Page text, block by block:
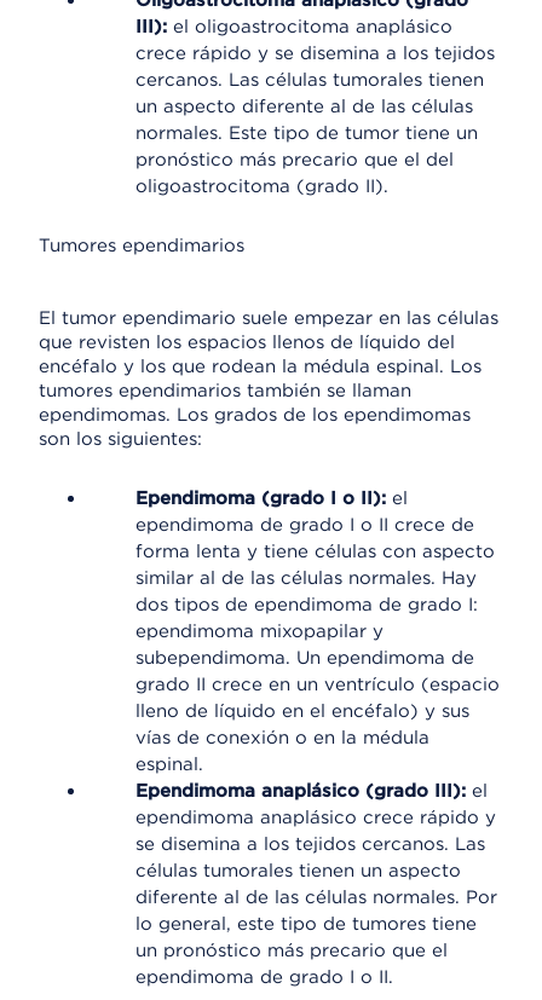
III): el oligoastrocitoma anaplásico
crece rápido y se disemina a los tejidos
cercanos. Las células tumorales tienen
un aspecto diferente al de las células
normales. Este tipo de tumor tiene un
pronóstico más precario que el del
oligoastrocitoma (grado II).
Tumores ependimarios
El tumor ependimario suele empezar en las células
que revisten los espacios llenos de líquido del
encéfalo y los que rodean la médula espinal. Los
tumores ependimarios también se llaman
ependimomas. Los grados de los ependimomas
son los siguientes:
Ependimoma (grado I o II): el
ependimoma de grado I o II crece de
forma lenta y tiene células con aspecto
similar al de las células normales. Hay
dos tipos de ependimoma de grado I:
ependimoma mixopapilar y
subependimoma. Un ependimoma de
grado II crece en un ventrículo (espacio
lleno de líquido en el encéfalo) y sus
vías de conexión o en la médula
espinal.
Ependimoma anaplásico (grado III): el
ependimoma anaplásico crece rápido y
se disemina a los tejidos cercanos. Las
células tumorales tienen un aspecto
diferente al de las células normales. Por
lo general, este tipo de tumores tiene
un pronóstico más precario que el
ependimoma de grado I o II.